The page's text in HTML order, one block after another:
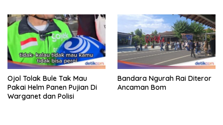
Ojol Tolak Bule Tak Mau
Pakai Helm Panen Pujian Di
Warganet dan Polisi
Bandara Ngurah Rai Diteror
Ancaman Bom